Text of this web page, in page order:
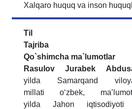
Xalqaro huquq va inson
Til
Tajriba
Qo`shimcha ma`lumotlar
Rasulov Jurabek
yilda Samarqand
millati o‘zbek,
yilda Jahon iqtisodiyoti